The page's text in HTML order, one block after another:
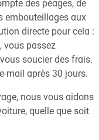
des péages, de
embouteillages aux
directe pour cela :
vous passez
soucier des frais.
mail après 30 jours.
nous vous aidons
quelle que soit